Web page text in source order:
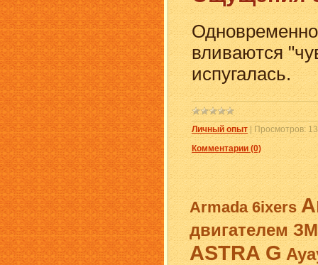
вливаются
испугалась.
Личный опыт|Просмотров:
Комментарии (0)
Armada 6ixers
двигателем
ASTRA G